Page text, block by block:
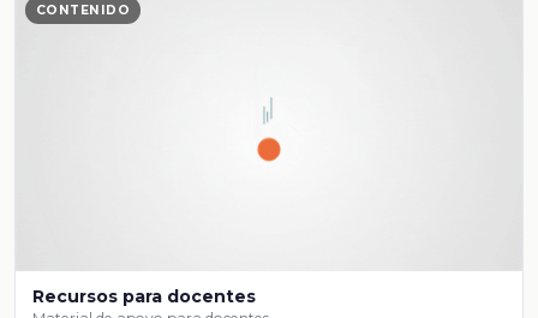
CONTENIDO
Recursos para docentes